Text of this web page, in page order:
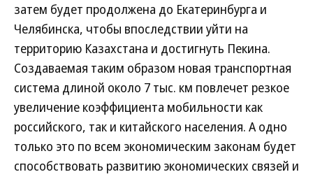
затем будет продолжена до Екатеринбурга и
Челябинска, чтобы впоследствии уйти на
территорию Казахстана и достигнуть Пекина.
Создаваемая таким образом новая транспортная
система длиной около 7 тыс. км повлечет резкое
увеличение коэффициента мобильности как
российского, так и китайского населения. А одно
только это по всем экономическим законам будет
способствовать развитию экономических связей и